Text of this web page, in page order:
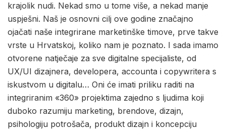
krajolik nudi. Nekad smo u tome više, a nekad manje
uspješni. Naš je osnovni cilj ove godine značajno
ojačati naše integrirane marketinške timove, prve takve
vrste u Hrvatskoj, koliko nam je poznato. I sada imamo
otvorene natječaje za sve digitalne specijaliste, od
UX/UI dizajnera, developera, accounta i copywritera s
iskustvom u digitalu… Oni će imati priliku raditi na
integriranim «360» projektima zajedno s ljudima koji
duboko razumiju marketing, brendove, dizajn,
psihologiju potrošača, produkt dizajn i koncepciju